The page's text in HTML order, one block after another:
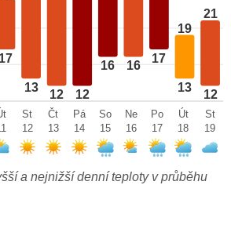
17
13
12 12
16 16
17
19
13
21
12
St
12
Čt
13
Pá
14
So
15
Ne
16
Po
17
Út
18
St
19
a nejnižší denní teploty v průběhu